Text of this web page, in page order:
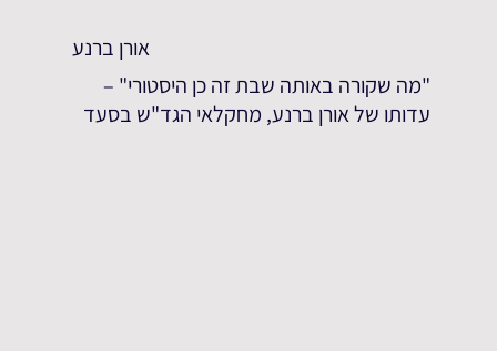
אורן ברנע
"מה שקורה באותה שבת זה כן היסטורי" –
עדותו של אורן ברנע, מחקלאי הגד"ש בסעד